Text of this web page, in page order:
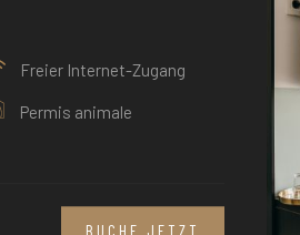
Freier Internet-Zugang
Permis animale
BUCHE JETZT